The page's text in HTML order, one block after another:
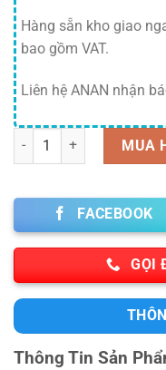
Hàng sẵn kho giao
bao gồm VAT.
Liên hệ ANAN nhận
Số lượng MUA
FACEBOOK
GỌI
Thông Tin Sản